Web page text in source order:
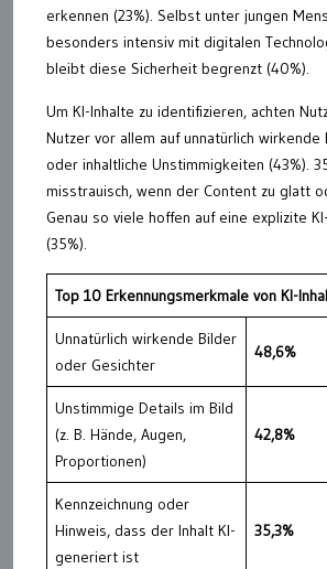
erkennen (23%). Selbst unter jungen
besonders intensiv mit digitalen
bleibt diese Sicherheit begrenzt (40%).
Um KI-Inhalte zu identifizieren, achten
Nutzer vor allem auf unnatürlich wirkende
oder inhaltliche Unstimmigkeiten (43%).
misstrauisch, wenn der Content zu glatt
Genau so viele hoffen auf eine explizite
(35%).
Top 10 Erkennungsmerkmale von KI-
Unnatürlich wirkende Bilder
oder Gesichter
48,6%
Unstimmige Details im Bild
(z. B. Hände, Augen,
Proportionen)
42,8%
Kennzeichnung oder
Hinweis, dass der Inhalt KI-
generiert ist
35,3%